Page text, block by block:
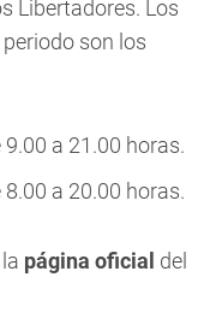
Libertadores. Los
son los
a 21.00 horas.
a 20.00 horas.
página oficial del